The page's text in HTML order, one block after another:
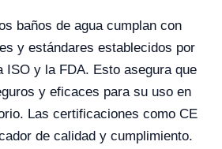
baños de agua cumplan con
y estándares establecidos por
ISO y la FDA. Esto asegura que
y eficaces para su uso en
Las certificaciones como CE
de calidad y cumplimiento.